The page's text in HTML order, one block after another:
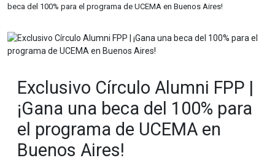
beca del 100% para el programa de UCEMA en Buenos Aires!
Exclusivo Círculo Alumni FPP |
¡Gana una beca del 100% para
el programa de UCEMA en
Buenos Aires!